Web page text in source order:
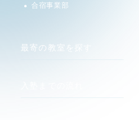
合宿事業部
最寄の教室を探す